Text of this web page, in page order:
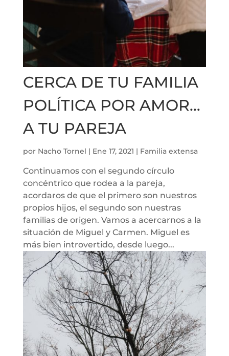
CERCA DE TU FAMILIA
POLÍTICA POR AMOR…
A TU PAREJA
por Nacho Tornel | Ene 17, 2021 | Familia extensa
Continuamos con el segundo círculo
concéntrico que rodea a la pareja,
acordaros de que el primero son nuestros
propios hijos, el segundo son nuestras
familias de origen. Vamos a acercarnos a la
situación de Miguel y Carmen. Miguel es
más bien introvertido, desde luego...